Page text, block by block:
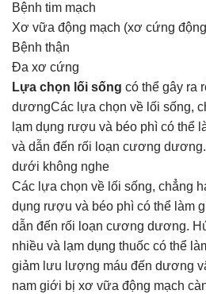
Bệnh tim mạch
Xơ vữa động mạch (xơ cứng
Bệnh thận
Đa xơ cứng
Lựa chọn lối sống có thể gây ra
dươngCác lựa chọn về lối sống,
lạm dụng rượu và béo phì có thể
và dẫn đến rối loạn cương
dưới không nghe
Các lựa chọn về lối sống, chẳng
dụng rượu và béo phì có thể làm
dẫn đến rối loạn cương dương.
nhiều và lạm dụng thuốc có thể
giảm lưu lượng máu đến dương
nam giới bị xơ vữa động mạch